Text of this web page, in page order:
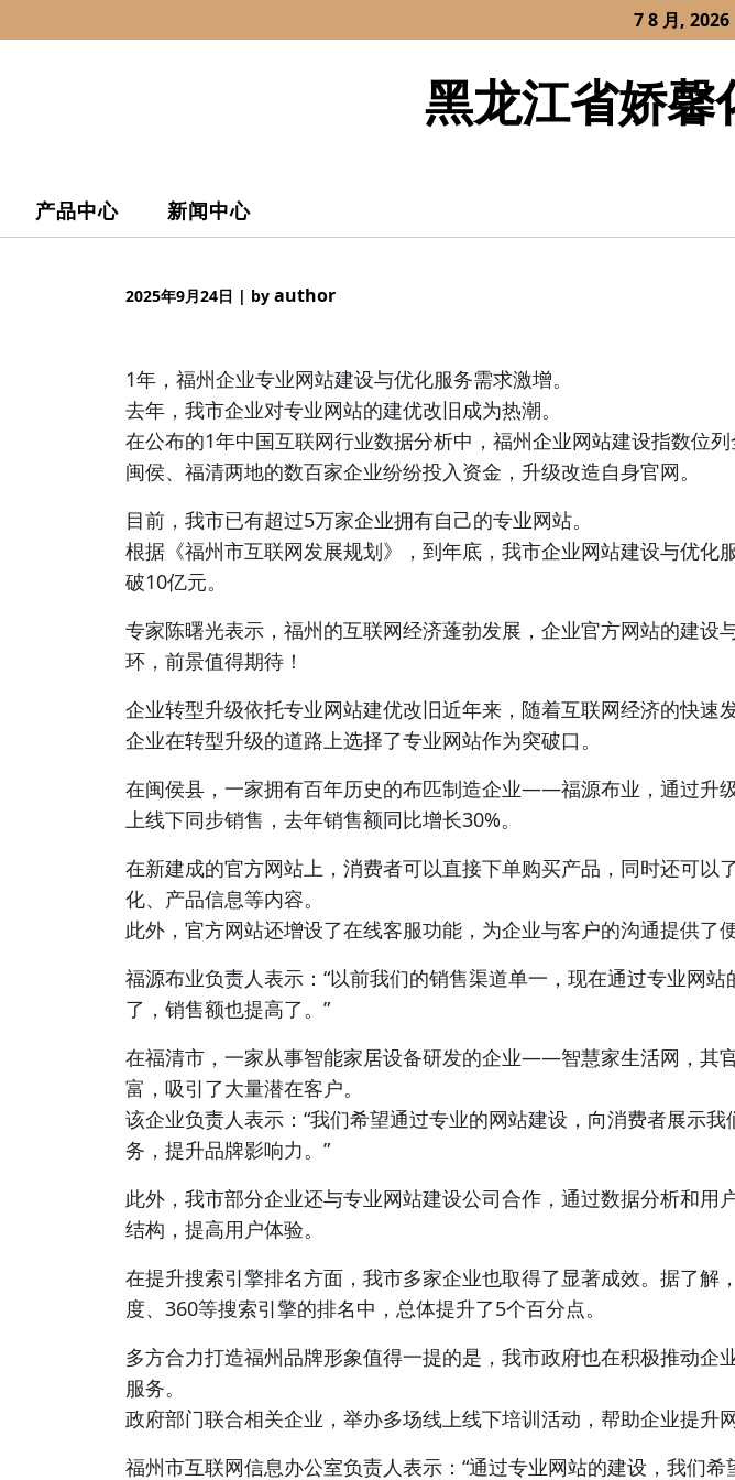
to
7 8 月, 2026
黑龙江省娇馨
产品中心 新闻中心
2025年9月24日 | by author
1年，福州企业专业网站建设与优化服务需求激增。
去年，我市企业对专业网站的建优改旧成为热潮。
在公布的1年中国互联网行业数据分析中，福州企业网站建设指数位列
闽侯、福清两地的数百家企业纷纷投入资金，升级改造自身官网。
目前，我市已有超过5万家企业拥有自己的专业网站。
根据《福州市互联网发展规划》，到年底，我市企业网站建设与优化
破10亿元。
专家陈曙光表示，福州的互联网经济蓬勃发展，企业官方网站的建设
环，前景值得期待！
企业转型升级依托专业网站建优改旧近年来，随着互联网经济的快速
企业在转型升级的道路上选择了专业网站作为突破口。
在闽侯县，一家拥有百年历史的布匹制造企业——福源布业，通过升
上线下同步销售，去年销售额同比增长30%。
在新建成的官方网站上，消费者可以直接下单购买产品，同时还可以
化、产品信息等内容。
此外，官方网站还增设了在线客服功能，为企业与客户的沟通提供了便
福源布业负责人表示：“以前我们的销售渠道单一，现在通过专业网
了，销售额也提高了。”
在福清市，一家从事智能家居设备研发的企业——智慧家生活网，其
富，吸引了大量潜在客户。
该企业负责人表示：“我们希望通过专业的网站建设，向消费者展示我
务，提升品牌影响力。”
此外，我市部分企业还与专业网站建设公司合作，通过数据分析和用
结构，提高用户体验。
在提升搜索引擎排名方面，我市多家企业也取得了显著成效。据了解
度、360等搜索引擎的排名中，总体提升了5个百分点。
多方合力打造福州品牌形象值得一提的是，我市政府也在积极推动企
服务。
政府部门联合相关企业，举办多场线上线下培训活动，帮助企业提升
福州市互联网信息办公室负责人表示：“通过专业网站的建设，我们